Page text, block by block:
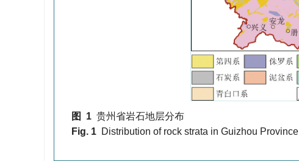
图 1 贵州省岩石地层分布
Fig. 1 Distribution of rock strata in Guizhou Province